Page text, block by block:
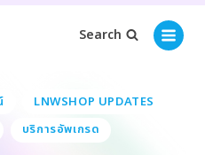
Search
LNWSHOP UPDATES
บริการอัพเกรด